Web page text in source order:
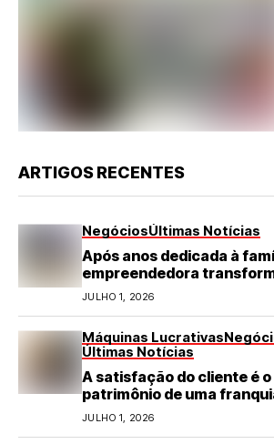
ARTIGOS RECENTES
NegóciosÚltimas Notícias
Após anos dedicada à
empreendedora
turismo em negócio de
JULHO 1, 2026
Máquinas Lucrativas
Últimas Notícias
A satisfação do cliente é
patrimônio de uma
JULHO 1, 2026